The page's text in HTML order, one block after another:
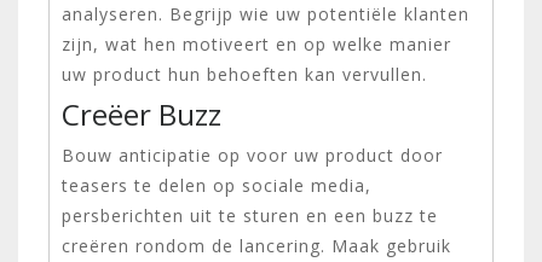
analyseren. Begrijp wie uw potentiële klanten
zijn, wat hen motiveert en op welke manier
uw product hun behoeften kan vervullen.
Creëer Buzz
Bouw anticipatie op voor uw product door
teasers te delen op sociale media,
persberichten uit te sturen en een buzz te
creëren rondom de lancering. Maak gebruik